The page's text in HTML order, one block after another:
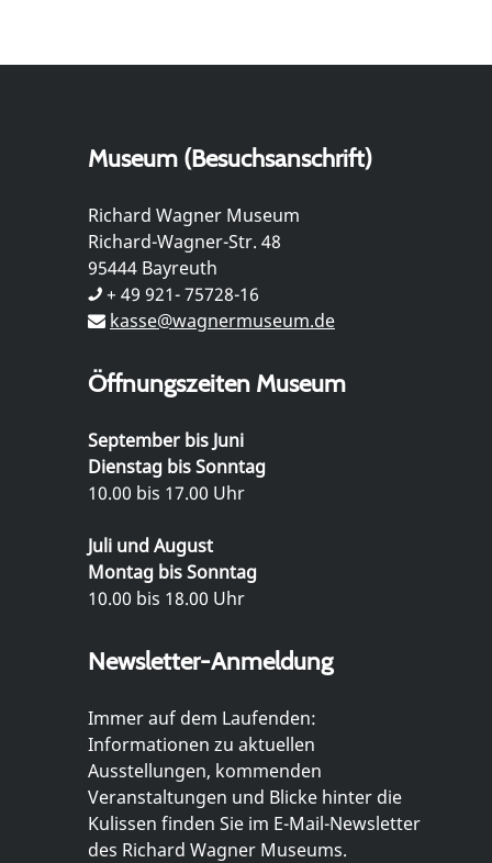
Museum (Besuchsanschrift)
Richard Wagner Museum
Richard-Wagner-Str. 48
95444 Bayreuth
+ 49 921- 75728-16
kasse@wagnermuseum.de
Öffnungszeiten Museum
September bis Juni
Dienstag bis Sonntag
10.00 bis 17.00 Uhr
Juli und August
Montag bis Sonntag
10.00 bis 18.00 Uhr
Newsletter-Anmeldung
Immer auf dem Laufenden:
Informationen zu aktuellen
Ausstellungen, kommenden
Veranstaltungen und Blicke hinter die
Kulissen finden Sie im E-Mail-Newsletter
des Richard Wagner Museums.